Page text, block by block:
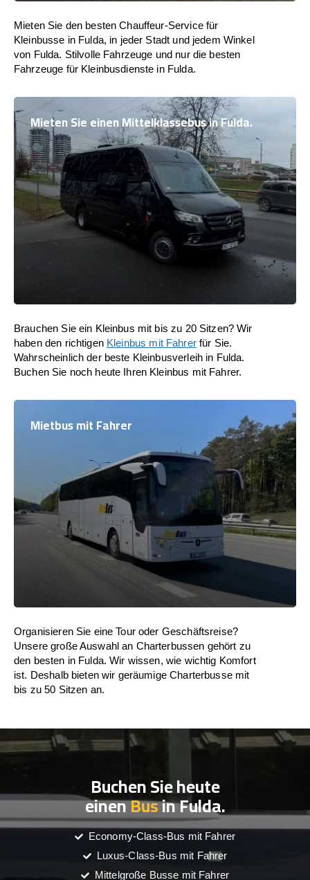
Mieten Sie den besten Chauffeur-Service für
Kleinbusse in Fulda, in jeder Stadt und jedem Winkel
von Fulda. Stilvolle Fahrzeuge und nur die besten
Fahrzeuge für Kleinbusdienste in Fulda.
Mieten Sie einen Mittelklassebus in Fulda.
Brauchen Sie ein Kleinbus mit bis zu 20 Sitzen? Wir
haben den richtigen Kleinbus mit Fahrerfür Sie.
Wahrscheinlich der beste Kleinbusverleih in Fulda.
Buchen Sie noch heute Ihren Kleinbus mit Fahrer.
Mietbus mit Fahrer
Organisieren Sie eine Tour oder Geschäftsreise?
Unsere große Auswahl an Charterbussen gehört zu
den besten in Fulda. Wir wissen, wie wichtig Komfort
ist. Deshalb bieten wir geräumige Charterbusse mit
bis zu 50 Sitzen an.
Buchen Sie heute
einenBusin Fulda.
Economy-Class-Bus mit Fahrer
Luxus-Class-Bus mit Fahrer
Mittelgroße Busse mit Fahrer